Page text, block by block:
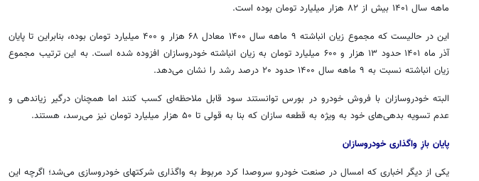
ماهه سال ۱۴۰۱ بیش از ۸۲ هزار میلیارد تومان بوده است.
این در حالیست که مجموع زیان انباشته ۹ ماهه سال ۱۴۰۰ معادل ۶۸ هزار و ۴۰۰ میلیارد تومان بوده، بنابراین تا پایان
آذر ماه ۱۴۰۱ حدود ۱۳ هزار و ۶۰۰ میلیارد تومان به زیان انباشته خودروسازان افزوده شده است. به این ترتیب مجموع
زیان انباشته نسبت به ۹ ماهه سال ۱۴۰۰ حدود ۲۰ درصد رشد را نشان می‌دهد.
البته خودروسازان با فروش خودرو در بورس توانستند سود قابل ملاحظه‌ای کسب کنند اما همچنان درگیر زیاندهیو
عدم تسویه بدهی‌های خود به ویژه به قطعه سازان که بنا به قولی تا ۵۰ هزار میلیارد تومان نیز می‌رسد، هستند.
پایان بازِ واگذاری خودروسازان
یکی از دیگر اخباری که امسال در صنعت خودرو سروصدا کرد مربوط به واگذاری شرکتهایخودروسازی می‌شد؛ اگرچه این